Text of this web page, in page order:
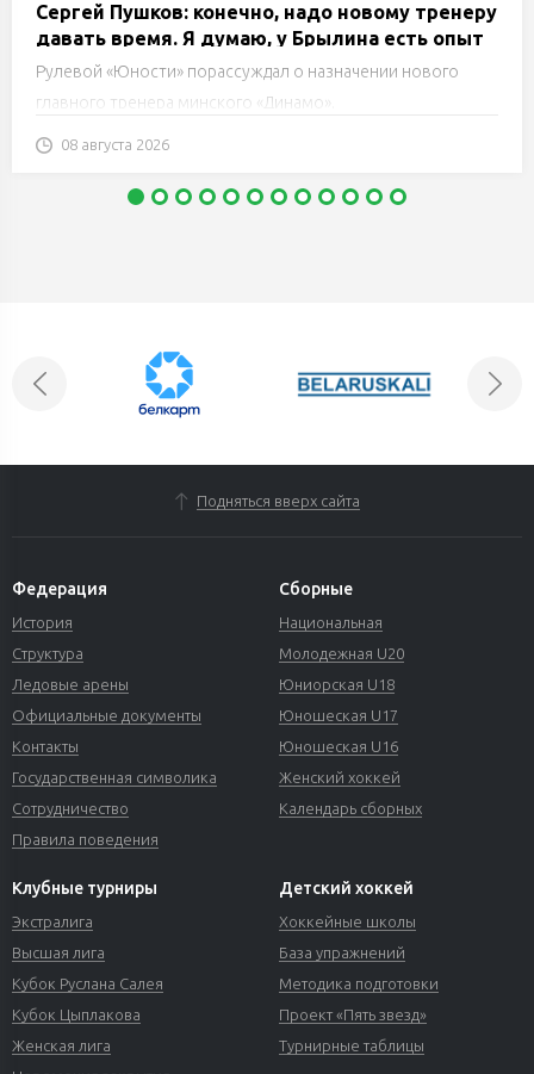
Сергей Пушков: конечно, надо новому тренеру
давать время. Я думаю, у Брылина есть опыт
работы, он понимает, что будет делать
Рулевой «Юности» порассуждал о назначении нового
главного тренера минского «Динамо».
08 августа 2026
Подняться вверх сайта
Федерация
История
Структура
Ледовые арены
Официальные документы
Контакты
Государственная символика
Сотрудничество
Правила поведения
Сборные
Национальная
Молодежная U20
Юниорская U18
Юношеская U17
Юношеская U16
Женский хоккей
Календарь сборных
Клубные турниры
Экстралига
Высшая лига
Кубок Руслана Салея
Кубок Цыплакова
Женская лига
Детский хоккей
Хоккейные школы
База упражнений
Методика подготовки
Проект «Пять звезд»
Турнирные таблицы